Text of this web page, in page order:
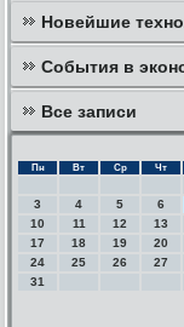
Новейшие
События в
Все записи
Пн Вт Ср Чт
3
4 5 6
10
11 12 13
17
18 19 20
24
25 26 27
31